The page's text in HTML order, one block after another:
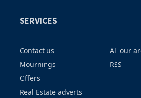
SERVICES
Contact us
Mournings
Offers
Real Estate adverts
All our
RSS